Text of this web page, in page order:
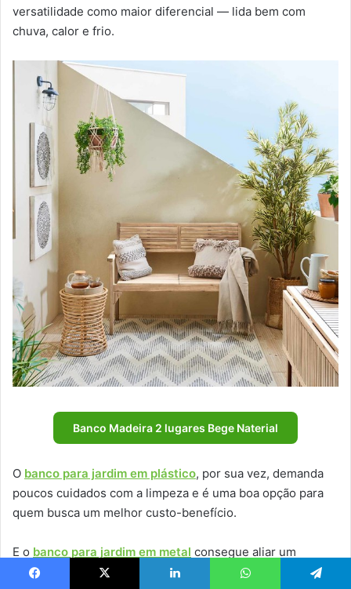
versatilidade como maior diferencial — lida bem com
chuva, calor e frio.
Banco Madeira 2 lugares Bege Naterial
O banco para jardim em plástico, por sua vez, demanda
poucos cuidados com a limpeza e é uma boa opção para
quem busca um melhor custo-benefício.
E o banco para jardim em metal consegue aliar um
projeto delicado e fino com um alto teor de capacidade de